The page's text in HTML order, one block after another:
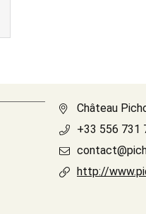
Château
+33 556 731
http://